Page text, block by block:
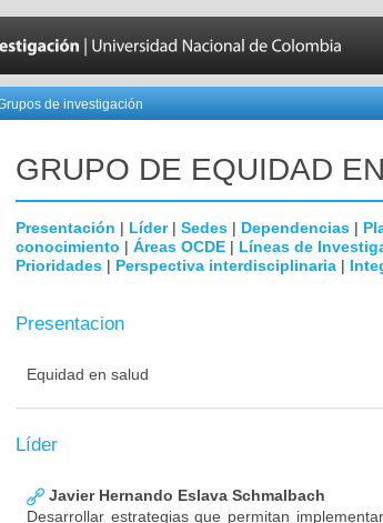
de investigación
GRUPO DE EQUIDAD
Presentación | Líder| Sedes | Dependencias |
conocimiento | Áreas OCDE | Líneas de
Prioridades | Perspectiva interdisciplinaria |
Presentacion
Equidad en salud
Líder
Javier Hernando Eslava Schmalbach
Desarrollar estrategias que permitan